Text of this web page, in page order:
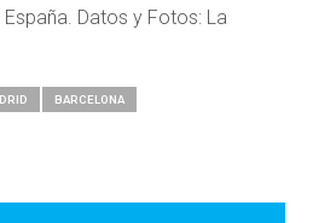
España. Datos y Fotos: La
BARCELONA